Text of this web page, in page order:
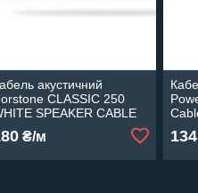
акустичний
CLASSIC 250
SPEAKER CABLE
₴/м 134